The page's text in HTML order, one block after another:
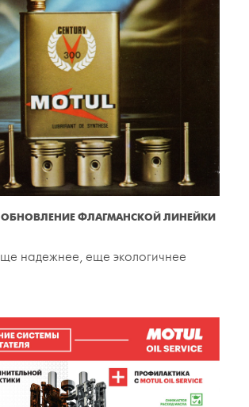
ОБНОВЛЕНИЕ ФЛАГМАНСКОЙ ЛИНЕЙКИ
надежнее, еще экологичнее